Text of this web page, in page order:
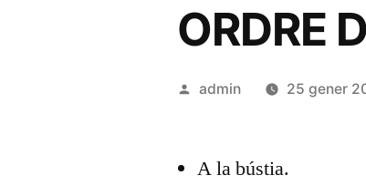
ORDRE
Publicat
admin 25 gener
A la bústia.